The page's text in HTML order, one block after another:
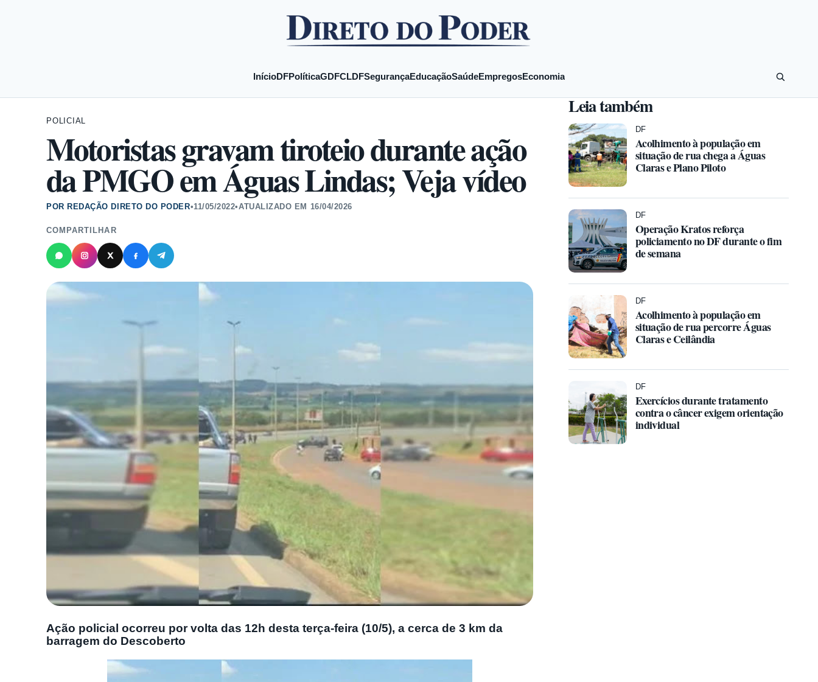
InícioDFPolíticaGDFCLDFSegurançaEducaçãoSaúdeEmpregosEconomia
POLICIAL
Motoristas gravam tiroteio durante ação
da PMGO em Águas Lindas; Veja vídeo
POR REDAÇÃO DIRETO DO PODER•11/05/2022•ATUALIZADO EM 16/04/2026
COMPARTILHAR
Ação policial ocorreu por volta das 12h desta terça-feira (10/5), a cerca de 3 km da
barragem do Descoberto
Leia também
DF
Acolhimento à população em
situação de rua chega a Águas
Claras e Plano Piloto
DF
Operação Kratos reforça
policiamento no DF durante o fim
de semana
DF
Acolhimento à população em
situação de rua percorre Águas
Claras e Ceilândia
DF
Exercícios durante tratamento
contra o câncer exigem orientação
individual